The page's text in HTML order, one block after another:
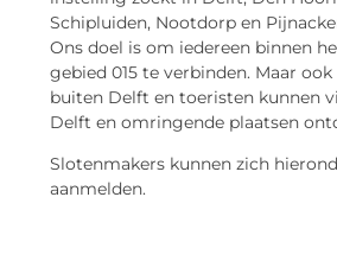
Schipluiden, Nootdorp en
Ons doel is om iedereen binnen
gebied 015 te verbinden. Maar
buiten Delft en toeristen kunnen
Delft en omringende plaatsen
Slotenmakers kunnen zich
aanmelden.